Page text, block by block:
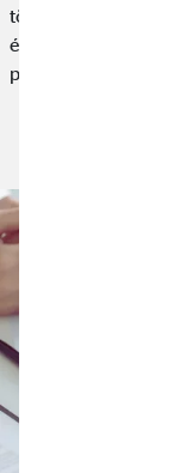
történik
értéktárgyak az évek
probléma? Erről is